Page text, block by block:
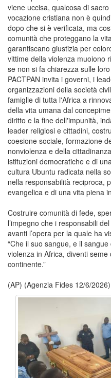
viene uccisa, qualcosa di
vocazione cristiana non è
dopo che si è verificata, ma
comunità che proteggano la
garantiscano giustizia per
vittime della violenza muoiono
se non si fa chiarezza sulle
PACTPAN invita i governi, i
organizzazioni della società
famiglie di tutta l'Africa a
della vita umana dal
diritto e la fine dell'impunità,
leader religiosi e cittadini,
coesione sociale, formazione
nonviolenza e della
istituzioni democratiche e di
cultura Ubuntu radicata nella
nella responsabilità reciproca,
evangelica e di una vita piena
Costruire comunità di fede,
l’impegno che i responsabili
avanti l’opera per la quale ha
“Che il suo sangue, e il
violenza in Africa, diventi
continente.”
(AP) (Agenzia Fides 12/6/2026)